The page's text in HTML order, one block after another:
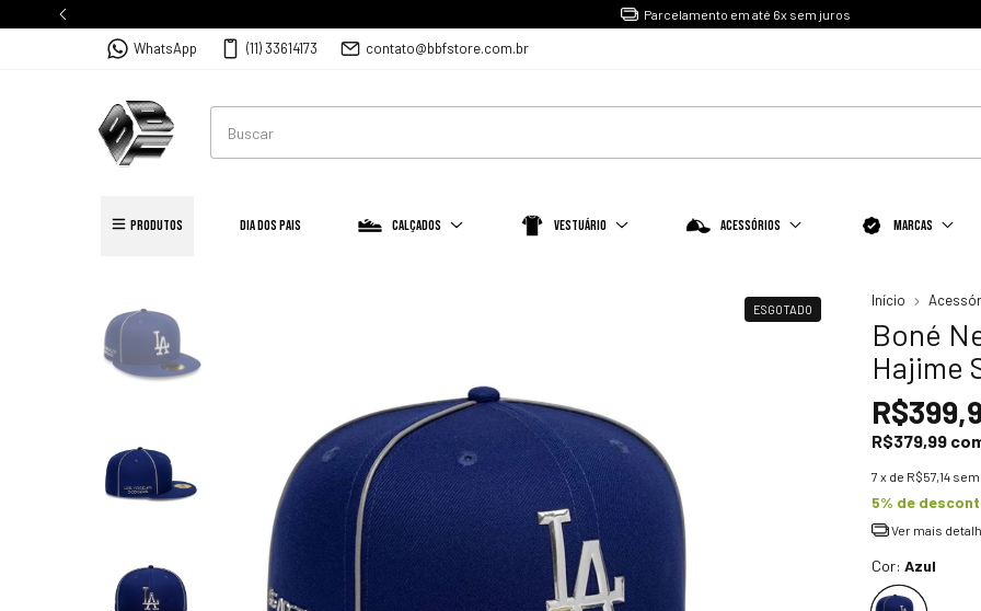
Parcelamento em até 6x sem juros
WhatsApp (11) 33614173 contato@bbfstore.com.br
PRODUTOS Dia dos Pais Calçados Vestuário Acessórios Marcas
ESGOTADO
Início
Boné
Hajime
R$379,99
7 x de R$57,14
5% de
Ver mais
Cor: Azul